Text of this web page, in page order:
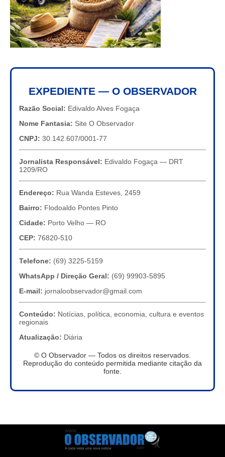
EXPEDIENTE — O OBSERVADOR
Razão Social: Edivaldo Alves Fogaça
Nome Fantasia: Site O Observador
CNPJ: 30.142.607/0001-77
Jornalista Responsável: Edivaldo Fogaça — DRT
1209/RO
Endereço: Rua Wanda Esteves, 2459
Bairro: Flodoaldo Pontes Pinto
Cidade: Porto Velho — RO
CEP: 76820-510
Telefone: (69) 3225-5159
WhatsApp / Direção Geral: (69) 99903-5895
E-mail: jornaloobservador@gmail.com
Conteúdo: Notícias, política, economia, cultura e eventos
regionais
Atualização: Diária
© O Observador — Todos os direitos reservados.
Reprodução do conteúdo permitida mediante citação da
fonte.